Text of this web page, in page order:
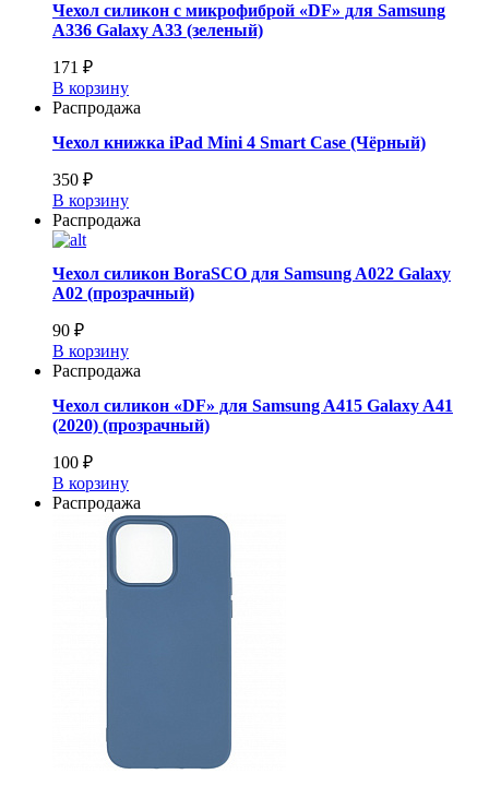
Чехол силикон с микрофиброй «DF» для Samsung
A336 Galaxy A33 (зеленый)
171 ₽
В корзину
Распродажа
Чехол книжка iPad Mini 4 Smart Case (Чёрный)
350 ₽
В корзину
Распродажа
Чехол силикон BoraSCO для Samsung A022 Galaxy
A02 (прозрачный)
90 ₽
В корзину
Распродажа
Чехол силикон «DF» для Samsung A415 Galaxy A41
(2020) (прозрачный)
100 ₽
В корзину
Распродажа